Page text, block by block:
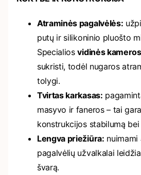
Atraminės pagalvėlės:
putų ir silikoninio pluošto
Specialiosvidinės kameros
sukristi, todėl nugaros
tolygi.
Tvirtas karkasas:
masyvo ir faneros – tai
konstrukcijos stabilumą
Lengva priežiūra: nuimami
pagalvėlių užvalkalai
švarą.